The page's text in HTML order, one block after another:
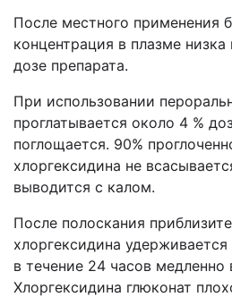
После местного применения
концентрация в плазме
дозе препарата.
При использовании
проглатывается около 4 %
поглощается. 90%
хлоргексидина не
выводится с калом.
После полоскания
хлоргексидина
в течение 24 часов медленно
Хлоргексидина глюконат